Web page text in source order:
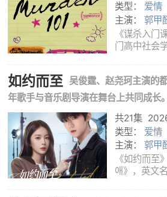
类型： 爱情
主演： 郭甲
旭 朱宏嘉
《谋杀入门
门高中社会
人士。这场
理解真实调
进需要耐
如约而至 吴俊霆、赵尧珂主演的
年歌手与音乐剧导演在舞台上共同成长。
共21集
类型： 爱情
主演： 郭甲
嘉 林思意
《如约而至
애》，英文